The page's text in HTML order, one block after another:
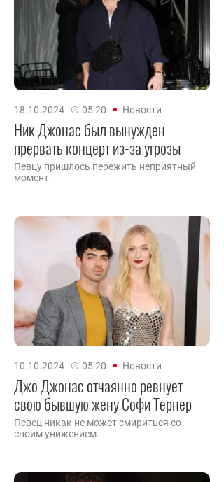
18.10.2024 05:20 Новости
Ник Джонас был вынужден
прервать концерт из-за угрозы
Певцу пришлось пережить неприятный
момент.
10.10.2024 05:20 Новости
Джо Джонас отчаянно ревнует
свою бывшую жену Софи Тернер
Певец никак не может смириться со
своим унижением.